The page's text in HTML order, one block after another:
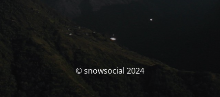
© snowsocial 2024